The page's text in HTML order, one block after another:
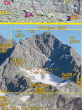
Kapliczki i
dzieło sztuki
ich